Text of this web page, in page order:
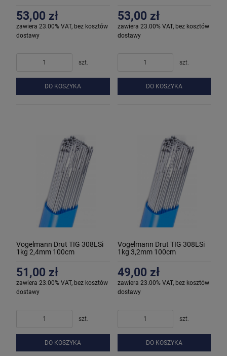
53,00 zł
zawiera 23.00% VAT, bez kosztów
dostawy
szt.
DO KOSZYKA
53,00 zł
zawiera 23.00% VAT, bez kosztów
dostawy
szt.
DO KOSZYKA
Vogelmann Drut TIG 308LSi
1kg 2,4mm 100cm
51,00 zł
zawiera 23.00% VAT, bez kosztów
dostawy
szt.
DO KOSZYKA
Vogelmann Drut TIG 308LSi
1kg 3,2mm 100cm
49,00 zł
zawiera 23.00% VAT, bez kosztów
dostawy
szt.
DO KOSZYKA